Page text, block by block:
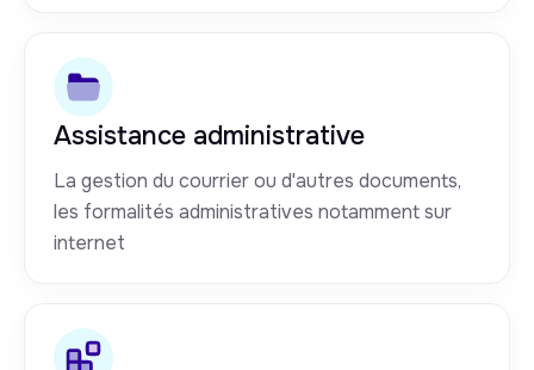
Assistance administrative
La gestion du courrier ou d'autres documents,
les formalités administratives notamment sur
internet